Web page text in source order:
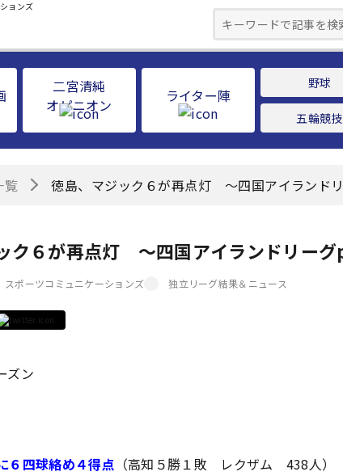
二宮清純
オピニオン
ライター陣
野球
五輪競技
覧 徳島、マジック６が再点灯 ～四国アイランド
ク６が再点灯 ～四国アイランドリー
スポーツコミュニケーションズ 独立リーグ結果＆ニュース
ズン
６四球絡め４得点 （高知５勝１敗 レクザム 438人）